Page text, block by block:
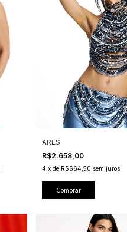
ARES
R$2.658,00
4 x de R$664,50 sem juros
Comprar